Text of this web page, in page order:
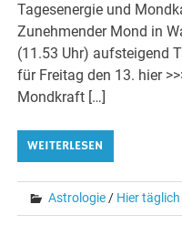
Tagesenergie und
Zunehmender Mond in
(11.53 Uhr) aufsteigend
für Freitag den 13. hier
Mondkraft […]
WEITERLESEN
Astrologie/ Hier